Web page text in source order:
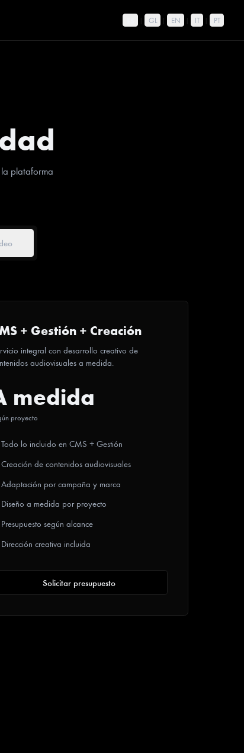
GL EN IT PT
plataforma
+ Gestión + Creación
integral con desarrollo creativo de
audiovisuales a medida.
medida
proyecto
Todo lo incluido en CMS + Gestión
Creación de contenidos audiovisuales
Adaptación por campaña y marca
Diseño a medida por proyecto
Presupuesto según alcance
Dirección creativa incluida
Solicitar presupuesto